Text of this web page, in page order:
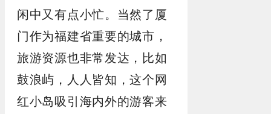
闲中又有点小忙。当然了厦
门作为福建省重要的城市，
旅游资源也非常发达，比如
鼓浪屿，人人皆知，这个网
红小岛吸引海内外的游客来